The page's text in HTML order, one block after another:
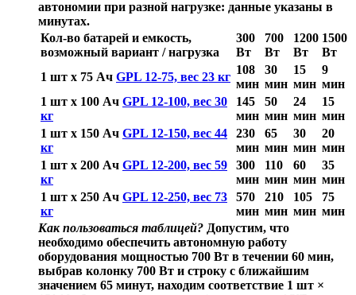
автономии при разной нагрузке: данные указаны в
минутах.
Кол-во батарей и емкость,
возможный вариант / нагрузка
300
Вт
700
Вт
1200
Вт
1500
Вт
1 шт х 75 Ач GPL 12-75, вес 23 кг
108
мин
30
мин
15
мин
9
мин
1 шт х 100 Ач GPL 12-100, вес 30
кг
145
мин
50
мин
24
мин
15
мин
1 шт х 150 Ач GPL 12-150, вес 44
кг
230
мин
65
мин
30
мин
20
мин
1 шт х 200 Ач GPL 12-200, вес 59
кг
300
мин
110
мин
60
мин
35
мин
1 шт х 250 Ач GPL 12-250, вес 73
кг
570
мин
210
мин
105
мин
75
мин
Как пользоваться таблицей? Допустим, что
необходимо обеспечить автономную работу
оборудования мощностью 700 Вт в течении 60 мин,
выбрав колонку 700 Вт и строку с ближайшим
значением 65 минут, находим соответствие 1 шт ×